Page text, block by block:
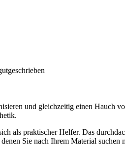
und gleichzeitig einen
als praktischer Helfer. Das
Sie nach Ihrem Material suchen